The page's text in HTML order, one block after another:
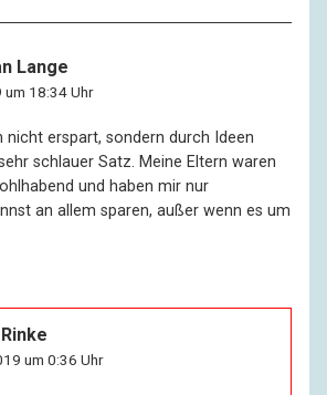
Lange
18:34 Uhr
nicht erspart, sondern durch Ideen
schlauer Satz. Meine Eltern waren
und haben mir nur
an allem sparen, außer wenn es um
um 0:36 Uhr